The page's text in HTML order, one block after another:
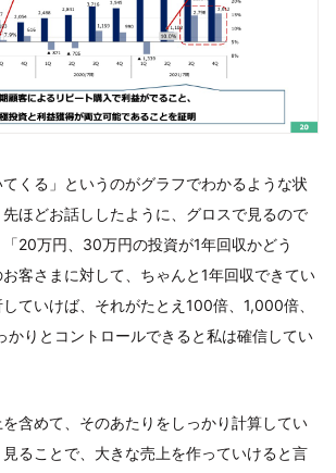
てくる」というのがグラフでわかるような状
ほどお話ししたように、グロスで見るので
20万円、30万円の投資が1年回収かどう
客さまに対して、ちゃんと1年回収できてい
ていけば、それがたとえ100倍、1,000倍、
りとコントロールできると私は確信してい
含めて、そのあたりをしっかり計算してい
見ることで、大きな売上を作っていけると言